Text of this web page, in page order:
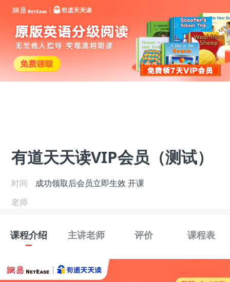
有道天天读VIP会员（测试）
时间 成功领取后会员立即生效 开课
老师
课程介绍 主讲老师 评价 课程表